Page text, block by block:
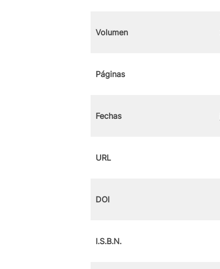
Volumen
Páginas
Fechas
URL
DOI
I.S.B.N.